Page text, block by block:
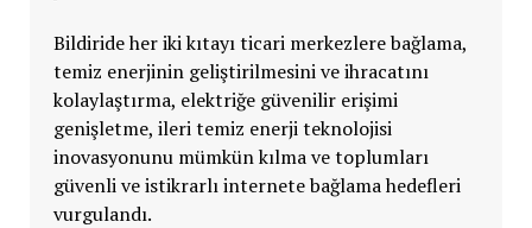
Bildiride her iki kıtayı ticari merkezlere bağlama,
temiz enerjinin geliştirilmesini ve ihracatını
kolaylaştırma, elektriğe güvenilir erişimi
genişletme, ileri temiz enerji teknolojisi
inovasyonunu mümkün kılma ve toplumları
güvenli ve istikrarlı internete bağlama hedefleri
vurgulandı.